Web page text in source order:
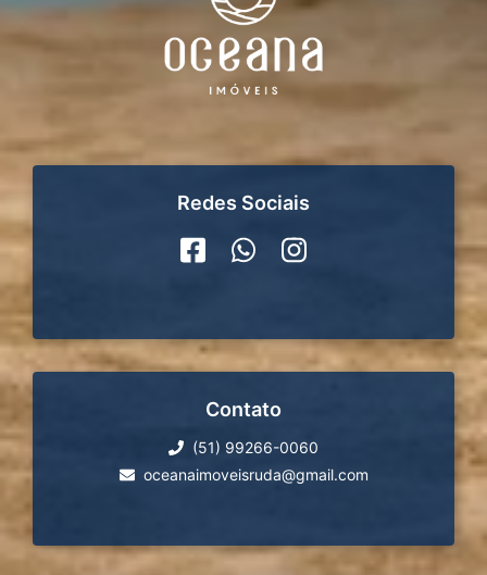
Redes Sociais
Contato
(51) 99266-0060
oceanaimoveisruda@gmail.com